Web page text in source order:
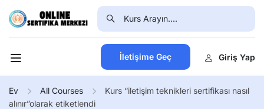
İletişime Geç Giriş Yap
Ev All Courses
Kurs “iletişim teknikleri sertifikası nasıl
alınır”olarak etiketlendi